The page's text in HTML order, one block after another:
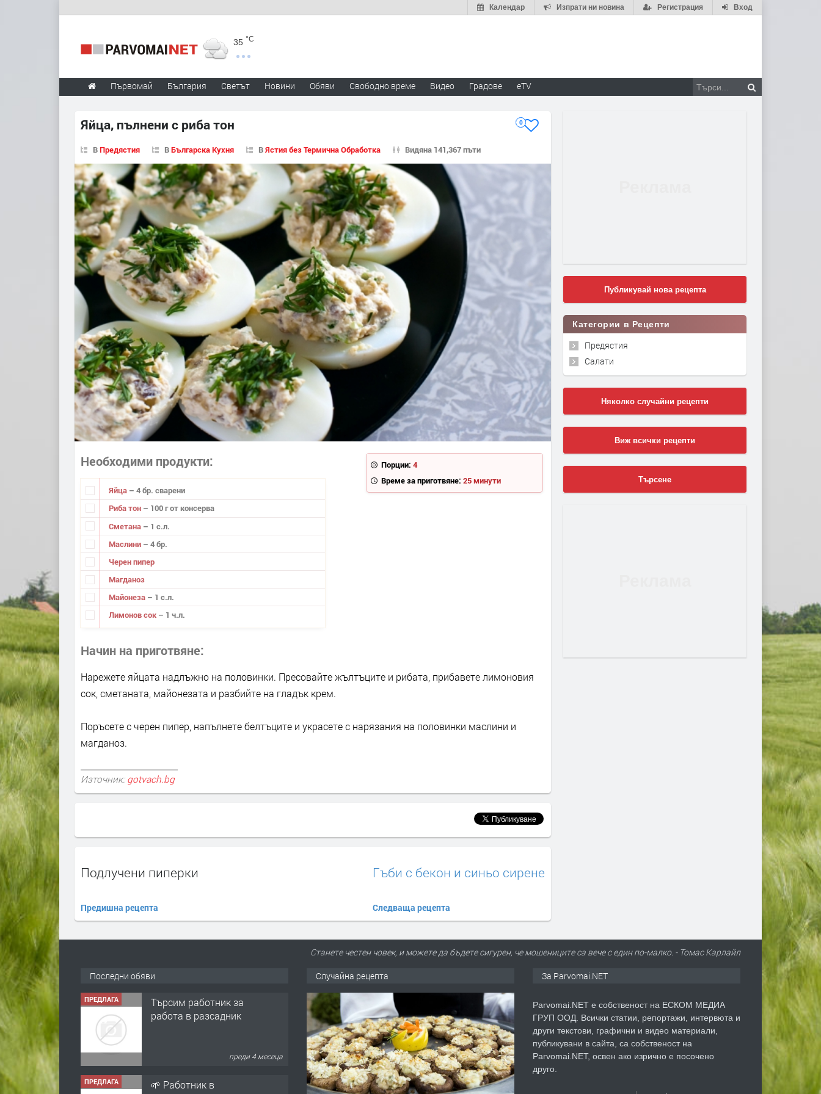
Вход
Регистрация
Изпрати ни новина
Календар
35 °C
Първомай България Светът Новини Обяви Свободно време Видео Градове eTV
Яйца, пълнени с риба тон 0
ВПредястия ВБългарска Кухня ВЯстия без Термична Обработка Видяна 141,367 пъти
Порции: 4
Време за приготвяне: 25 минути
Необходими продукти
Яйца – 4 бр. сварени
Риба тон – 100 г от консерва
Сметана – 1 с.л.
Маслини – 4 бр.
Черен пипер
Магданоз
Майонеза – 1 с.л.
Лимонов сок – 1 ч.л.
Начин на приготвяне
Нарежете яйцата надлъжно на половинки. Пресовайте жълтъците и рибата, прибавете лимоновия
сок, сметаната, майонезата и разбийте на гладък крем.
Поръсете с черен пипер, напълнете белтъците и украсете с нарязания на половинки маслини и
магданоз.
Източник: gotvach.bg
Подлучени пиперки
Предишна рецепта
Гъби с бекон и синьо сирене
Следваща рецепта
Публикувай нова рецепта
Категории в Рецепти
Предястия
Салати
Няколко случайни рецепти
Виж всички рецепти
Търсене
Станете честен човек, и можете да бъдете сигурен, че мошениците са вече с един по-малко. - Томас Карлайл
Последни обяви
ПРЕДЛАГА
🌱 Работник в
разсадник
преди 4 месеца
ПРЕДЛАГА Търсим работничка
Случайна рецепта За Parvomai.NET
Parvomai.NET е собственост на ЕСКОМ МЕДИА
ГРУП ООД. Всички статии, репортажи, интервюта и
други текстови, графични и видео материали,
публикувани в сайта, са собственост на
Parvomai.NET, освен ако изрично е посочено
друго.